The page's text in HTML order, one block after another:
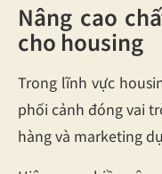
Nâng cao
cho housing
Trong lĩnh vực
phối cảnh đóng vai
hàng và marketing